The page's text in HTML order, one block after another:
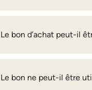
Le bon d’achat peut-il
Le bon ne peut-il être